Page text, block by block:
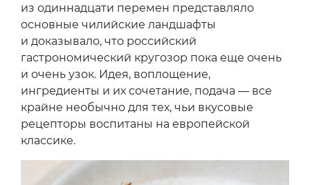
из одиннадцати перемен представляло
основные чилийские ландшафты
и доказывало, что российский
гастрономический кругозор пока еще очень
и очень узок. Идея, воплощение,
ингредиенты и их сочетание, подача — все
крайне необычно для тех, чьи вкусовые
рецепторы воспитаны на европейской
классике.